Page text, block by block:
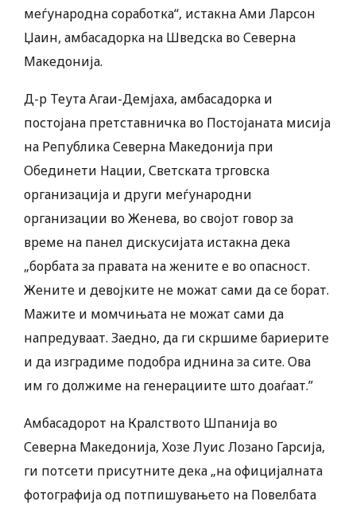
меѓународна соработка“, истакна Ами Ларсон
Џаин, амбасадорка на Шведска во Северна
Македонија.
Д-р Теута Агаи-Демјаха, амбасадорка и
постојана претставничка во Постојаната мисија
на Република Северна Македонија при
Обединети Нации, Светската трговска
организација и други меѓународни
организации во Женева, во својот говор за
време на панел дискусијата истакна дека
„борбата за правата на жените е во опасност.
Жените и девојките не можат сами да се борат.
Мажите и момчињата не можат сами да
напредуваат. Заедно, да ги скршиме бариерите
и да изградиме подобра иднина за сите. Ова
им го должиме на генерациите што доаѓаат.”
Амбасадорот на Кралството Шпанија во
Северна Македонија, Хозе Луис Лозано Гарсија,
ги потсети присутните дека „на официјалната
фотографија од потпишувањето на Повелбата